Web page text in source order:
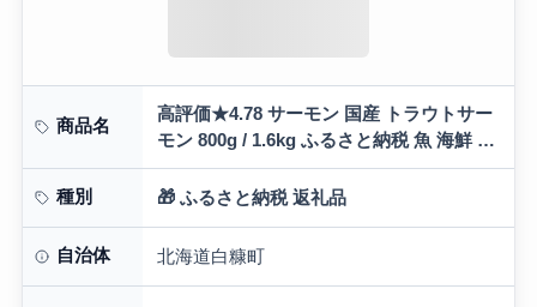
商品名
高評価★4.78 サーモン 国産 トラウトサー
モン 800g / 1.6kg ふるさと納税 魚 海鮮 鮭
刺身 さけ サケ シャケ おすすめ ふるさと
納税 海…
種別 🎁 ふるさと納税 返礼品
自治体 北海道白糠町